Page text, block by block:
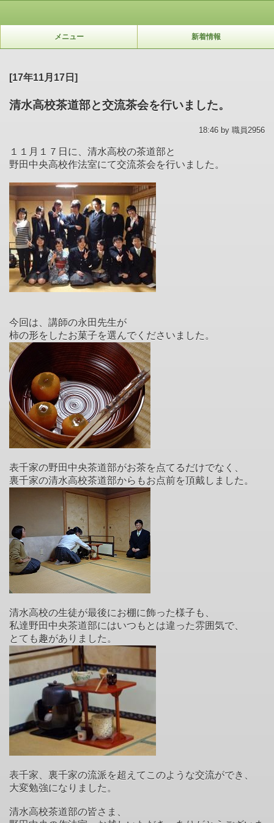
メニュー 新着情報
[17年11月17日]
清水高校茶道部と交流茶会を行いました。
18:46 by 職員2956
１１月１７日に、清水高校の茶道部と
野田中央高校作法室にて交流茶会を行いました。
今回は、講師の永田先生が
柿の形をしたお菓子を選んでくださいました。
表千家の野田中央茶道部がお茶を点てるだけでなく、
裏千家の清水高校茶道部からもお点前を頂戴しました。
清水高校の生徒が最後にお棚に飾った様子も、
私達野田中央茶道部にはいつもとは違った雰囲気で、
とても趣がありました。
表千家、裏千家の流派を超えてこのような交流ができ、
大変勉強になりました。
清水高校茶道部の皆さま、